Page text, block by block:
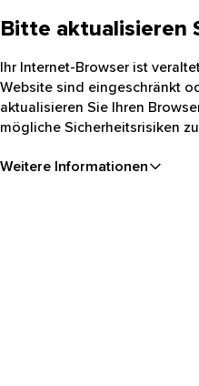
Bitte aktualisieren
Ihr Internet-Browser ist
Website sind eingeschränkt
aktualisieren Sie Ihren
mögliche Sicherheitsrisiken
Weitere Informationen